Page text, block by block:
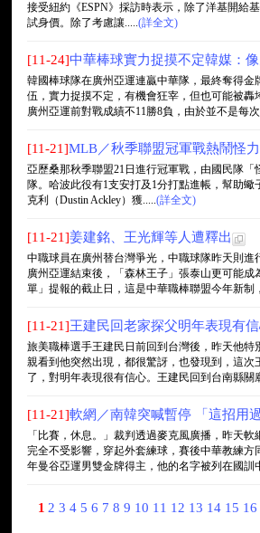
接受紐約《ESPN》採訪時表示，除了洋基開給
試身價。除了考慮讓.....(詳全文)
[11-24]中華棒球實力捉摸不定韓媒：
韓國棒球隊在廣州亞運連贏中華隊，最終奪得
伍，實力捉摸不定，有機會狂宰，但也可能被
廣州亞運前對戰成績不11勝8負，由於並不是每
[11-21]MLB／秋季聯盟冠軍戰熱鬧怪
亞歷桑那秋季聯盟21日進行冠軍戰，由國民隊
隊。哈波此役有1支安打及1分打點進帳，幫助
克利（Dustin Ackley）獲.....(詳全文)
[11-21]姜建銘、王光輝等人遭釋出
中職球員在廣州替台灣爭光，中職球隊昨天則
廣州亞運結束後，「森林王子」張泰山更可能
單」提報的截止日，這是中華職棒聯盟今年新制
[11-21]王建民回老家探父明年表現有
旅美職棒選手王建民日前回到台灣後，昨天他
親看到他突然出現，都很驚訝，也發現到，這
了，對明年表現很有信心。王建民回到台南縣關
[11-21]軟網／南韓突喊暫停 「這招用過
「比賽，休息。」裁判透過麥克風廣播，昨天
完全不受影響，穿起外套練球，賽後中華教練
年曼谷亞運男雙金牌得主，他的名字被列在國訓
1 2 3 4 5 6 7 8 9 10 11 12 13 14 15 16